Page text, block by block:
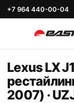
+7 964 440-00-04
Lexus LX
2007) ·